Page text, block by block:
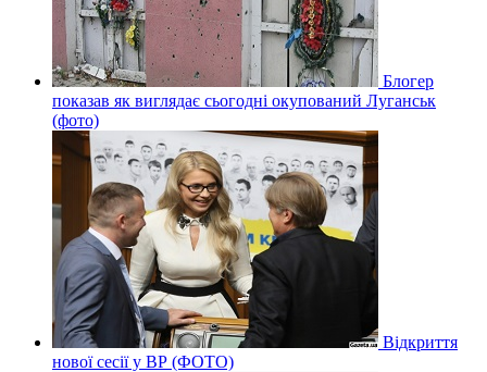
Блогер
показав як виглядає сьогодні окупований Луганськ
(фото)
Відкриття
нової сесії у ВР (ФОТО)